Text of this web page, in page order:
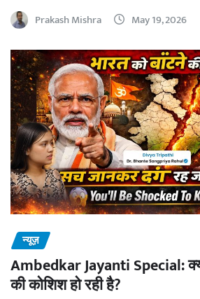
Prakash Mishra May 19, 2026
न्यूज़
Ambedkar Jayanti Special:
की कोशिश हो रही है?